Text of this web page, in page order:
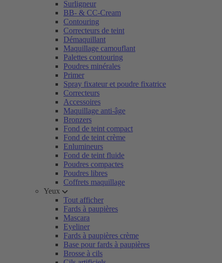
Surligneur
BB- & CC-Cream
Contouring
Correcteurs de teint
Démaquillant
Maquillage camouflant
Palettes contouring
Poudres minérales
Primer
Spray fixateur et poudre fixatrice
Correcteurs
Accessoires
Maquillage anti-âge
Bronzers
Fond de teint compact
Fond de teint crème
Enlumineurs
Fond de teint fluide
Poudres compactes
Poudres libres
Coffrets maquillage
Yeux
Tout afficher
Fards à paupières
Mascara
Eyeliner
Fards à paupières crème
Base pour fards à paupières
Brosse à cils